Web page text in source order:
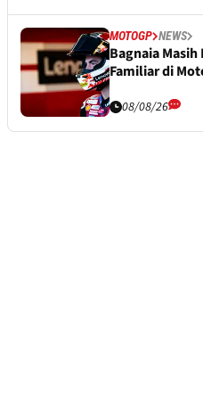
MOTOGP NEWS
Bagnaia
Familiar di
08/08/26